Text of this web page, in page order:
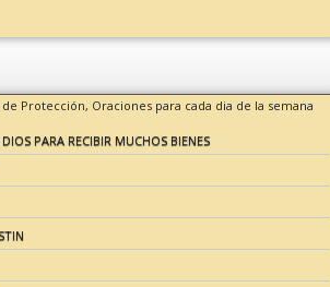
Protección, Oraciones para cada dia de la semana
PARA RECIBIR MUCHOS BIENES